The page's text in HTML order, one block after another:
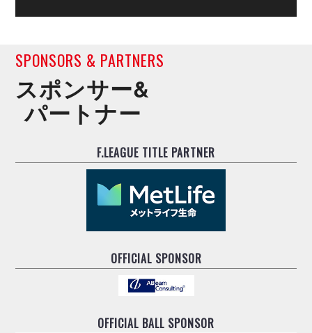
SPONSORS & PARTNERS
スポンサー&
パートナー
F.LEAGUE TITLE PARTNER
OFFICIAL SPONSOR
OFFICIAL BALL SPONSOR